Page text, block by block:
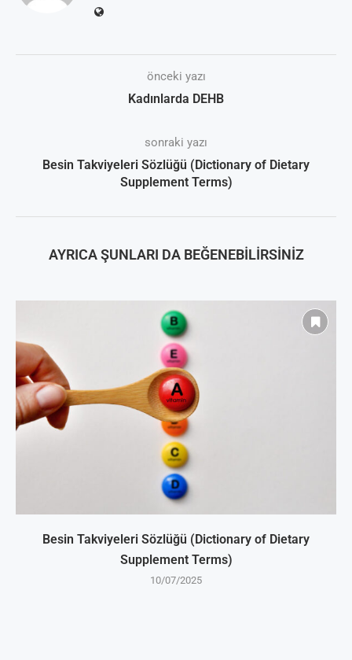
önceki yazı
Kadınlarda DEHB
sonraki yazı
Besin Takviyeleri Sözlüğü (Dictionary of Dietary
Supplement Terms)
AYRICA ŞUNLARI DA BEĞENEBILIRSINIZ
Besin Takviyeleri Sözlüğü (Dictionary of Dietary
Supplement Terms)
10/07/2025